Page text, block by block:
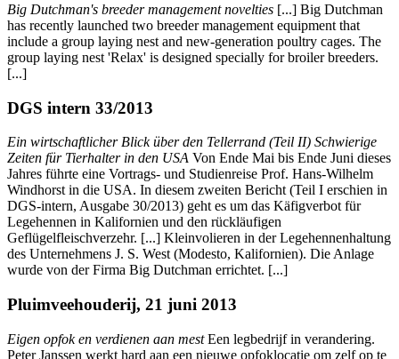
Big Dutchman's breeder management novelties [...] Big Dutchman
has recently launched two breeder management equipment that
include a group laying nest and new-generation poultry cages. The
group laying nest 'Relax' is designed specially for broiler breeders.
[...]
DGS intern 33/2013
Ein wirtschaftlicher Blick über den Tellerrand (Teil II) Schwierige
Zeiten für Tierhalter in den USA Von Ende Mai bis Ende Juni dieses
Jahres führte eine Vortrags- und Studienreise Prof. Hans-Wilhelm
Windhorst in die USA. In diesem zweiten Bericht (Teil I erschien in
DGS-intern, Ausgabe 30/2013) geht es um das Käfigverbot für
Legehennen in Kalifornien und den rückläufigen
Geflügelfleischverzehr. [...] Kleinvolieren in der Legehennenhaltung
des Unternehmens J. S. West (Modesto, Kalifornien). Die Anlage
wurde von der Firma Big Dutchman errichtet. [...]
Pluimveehouderij, 21 juni 2013
Eigen opfok en verdienen aan mestEen legbedrijf in verandering.
Peter Janssen werkt hard aan een nieuwe opfoklocatie om zelf op te